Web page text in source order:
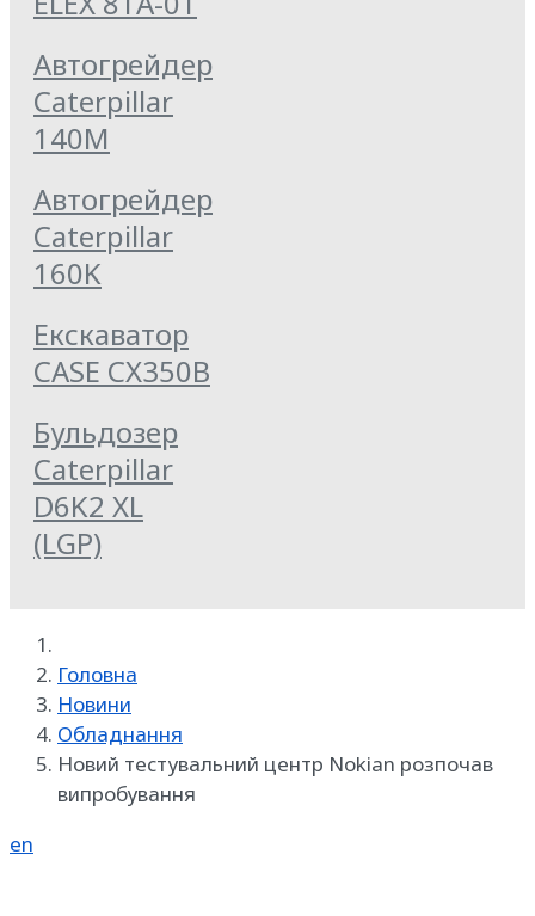
Автогрейдер
Caterpillar
140M
Автогрейдер
Caterpillar
160K
Екскаватор
CASE CX350B
Бульдозер
Caterpillar
D6K2 XL
(LGP)
Головна
Новини
Обладнання
Новий тестувальний центр Nokian розпочав
випробування
en